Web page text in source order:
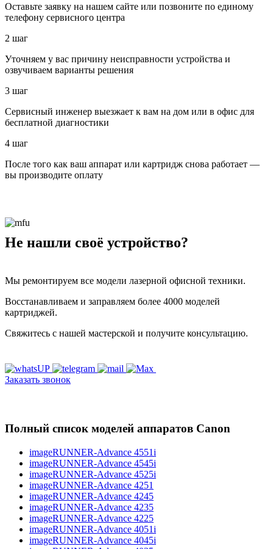
Оставьте заявку на нашем сайте или позвоните по единому
телефону сервисного центра
2 шаг
Уточняем у вас причину неисправности устройства и
озвучиваем варианты решения
3 шаг
Сервисный инженер выезжает к вам на дом или в офис для
бесплатной диагностики
4 шаг
После того как ваш аппарат или картридж снова работает —
вы производите оплату
Не нашли своё устройство?
Мы ремонтируем все модели лазерной офисной техники.
Восстанавливаем и заправляем более 4000 моделей
картриджей.
Свяжитесь с нашей мастерской и получите консультацию.
Заказать звонок
Полный список моделей аппаратов Canon
imageRUNNER-Advance 4551i
imageRUNNER-Advance 4545i
imageRUNNER-Advance 4525i
imageRUNNER-Advance 4251
imageRUNNER-Advance 4245
imageRUNNER-Advance 4235
imageRUNNER-Advance 4225
imageRUNNER-Advance 4051i
imageRUNNER-Advance 4045i